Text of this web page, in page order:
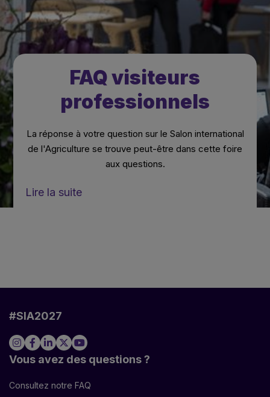
FAQ visiteurs
professionnels
La réponse à votre question sur le Salon international
de l'Agriculture se trouve peut-être dans cette foire
aux questions.
Lire la suite
#SIA2027
Vous avez des questions ?
Consultez notre FAQ